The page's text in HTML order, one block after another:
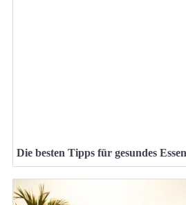
Die besten Tipps für gesundes